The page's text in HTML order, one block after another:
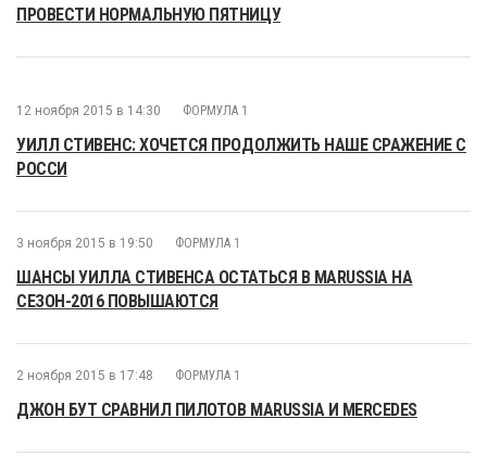
ПРОВЕСТИ НОРМАЛЬНУЮ ПЯТНИЦУ
12 ноября 2015 в 14:30 ФОРМУЛА 1
УИЛЛ СТИВЕНС: ХОЧЕТСЯ ПРОДОЛЖИТЬ НАШЕ СРАЖЕНИЕ С
РОССИ
3 ноября 2015 в 19:50 ФОРМУЛА 1
ШАНСЫ УИЛЛА СТИВЕНСА ОСТАТЬСЯ В MARUSSIA НА
СЕЗОН-2016 ПОВЫШАЮТСЯ
2 ноября 2015 в 17:48 ФОРМУЛА 1
ДЖОН БУТ СРАВНИЛ ПИЛОТОВ MARUSSIA И MERCEDES